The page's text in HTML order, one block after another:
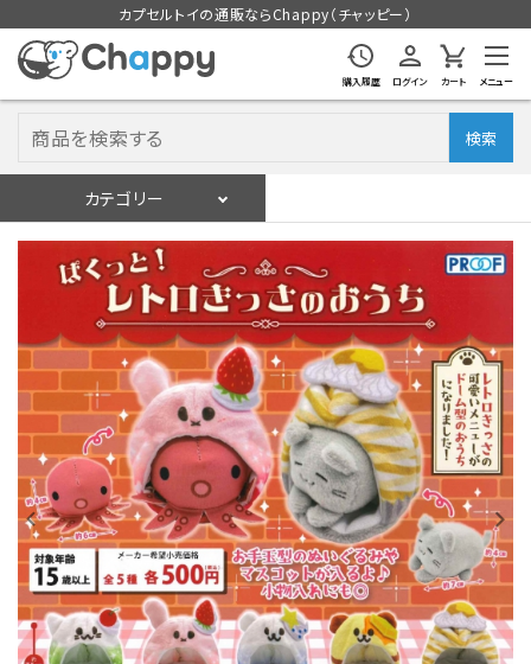
カプセルトイの通販ならChappy（チャッピー）
購入履歴 ログイン カート メニュー
検索
カテゴリー
ログイン
入荷スケジュールをチェック
カプセルトイマシン本体
カプセルトイ
販促用空カプセル
レンタル
景品・玩具・文具